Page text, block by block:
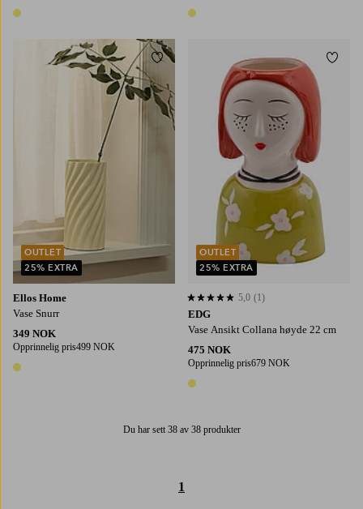
1 farge 1 farge
Ellos Home
Vase Snurr
349 NOK
Opprinnelig pris499 NOK
1 farge
OUTLET
25% EXTRA
Legg til favoritter
EDG
Vase Ansikt Collana høyde 22 cm
475 NOK
Opprinnelig pris679 NOK
1 farge
5,0 basert på 1 karaktergivninger
5,0 (1)
OUTLET
25% EXTRA
Du har sett 38 av 38 produkter
1